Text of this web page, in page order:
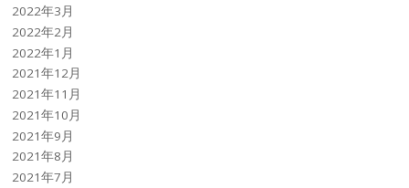
2022年3月
2022年2月
2022年1月
2021年12月
2021年11月
2021年10月
2021年9月
2021年8月
2021年7月